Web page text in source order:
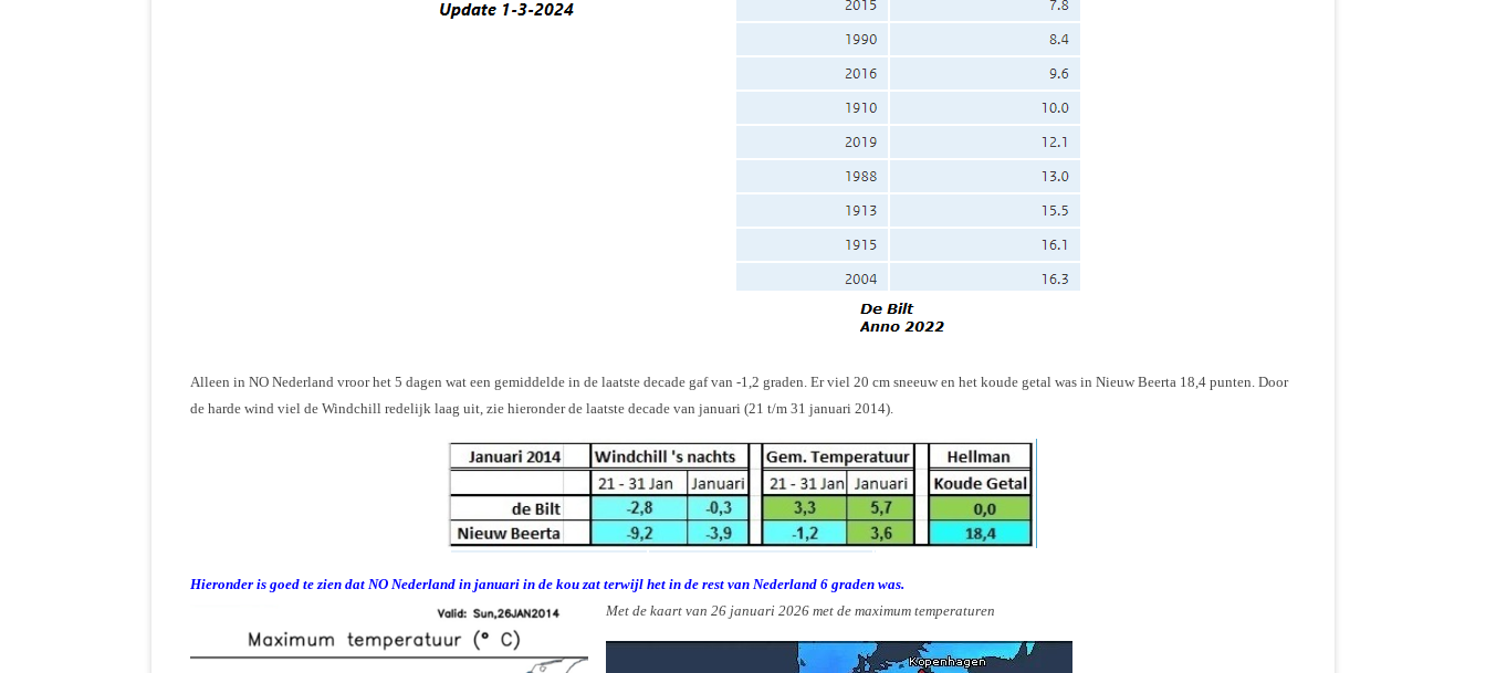
Alleen in NO Nederland vroor het 5 dagen wat een gemiddelde in de laatste decade gaf van -1,2 graden. Er viel 20 cm sneeuw en het koude getal was in Nieuw Beerta 18,4 punten. Door
de harde wind viel de Windchill redelijk laag uit, zie hieronder de laatste decade van januari (21 t/m 31 januari 2014).
Hieronder is goed te zien dat NO Nederland in januari in de kou zat terwijl het in de rest van Nederland 6 graden was.
Met de kaart van 26 januari 2026 met de maximum temperaturen